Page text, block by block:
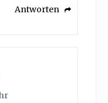
Antworten